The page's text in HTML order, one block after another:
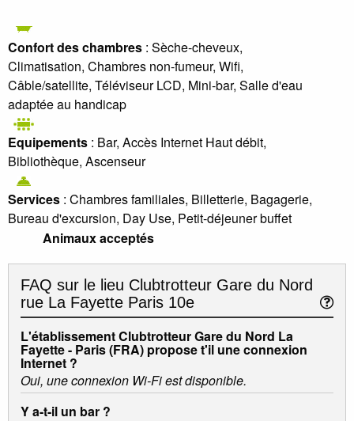
Confort des chambres : Sèche-cheveux,
Climatisation, Chambres non-fumeur, Wifi,
Câble/satellite, Téléviseur LCD, Mini-bar, Salle d'eau
adaptée au handicap
Equipements : Bar, Accès Internet Haut débit,
Bibliothèque, Ascenseur
Services : Chambres familiales, Billetterie, Bagagerie,
Bureau d'excursion, Day Use, Petit-déjeuner buffet
Animaux acceptés
FAQ sur le lieu Clubtrotteur Gare du Nord
rue La Fayette Paris 10e
L'établissement Clubtrotteur Gare du Nord La
Fayette - Paris (FRA) propose t'il une connexion
Internet ?
Oui, une connexion Wi-Fi est disponible.
Y a-t-il un bar ?